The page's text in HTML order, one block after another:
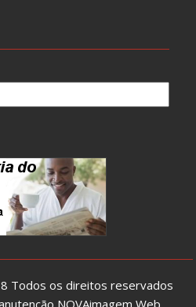
Todos os direitos reservados
NOVAimagem Web